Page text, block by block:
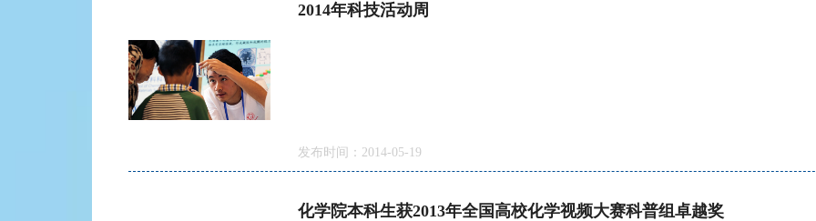
2014年科技活动周
发布时间：2014-05-19
化学院本科生获2013年全国高校化学视频大赛科普组卓越奖